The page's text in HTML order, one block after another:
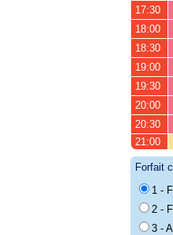
17:30
18:00
18:30
19:00
19:30
20:00
20:30
21:00
Forfait
1 -
2 -
3 -